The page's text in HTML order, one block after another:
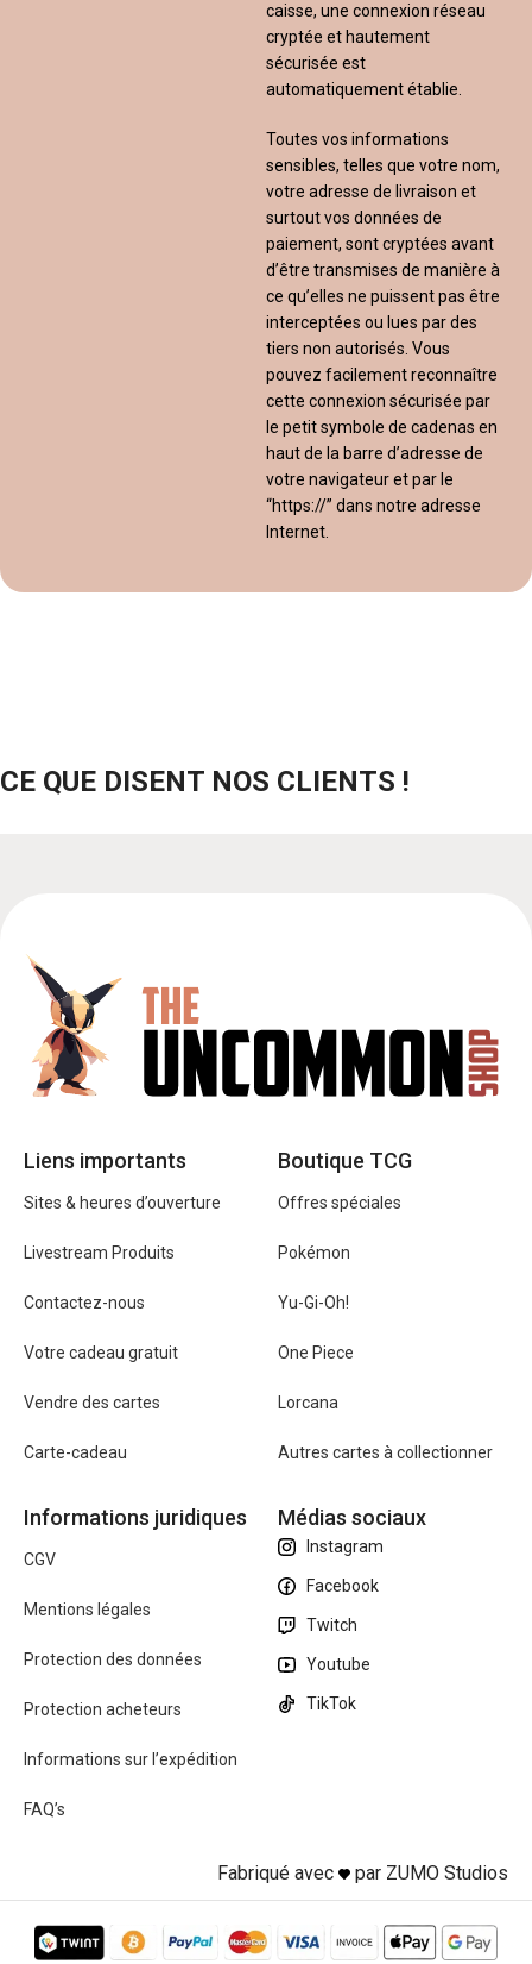
caisse, une connexion réseau
cryptée et hautement
sécurisée est
automatiquement établie.
Toutes vos informations
sensibles, telles que votre nom,
votre adresse de livraison et
surtout vos données de
paiement, sont cryptées avant
d’être transmises de manière à
ce qu’elles ne puissent pas être
interceptées ou lues par des
tiers non autorisés. Vous
pouvez facilement reconnaître
cette connexion sécurisée par
le petit symbole de cadenas en
haut de la barre d’adresse de
votre navigateur et par le
“https://” dans notre adresse
Internet.
CE QUE DISENT NOS CLIENTS !
Liens importants
Sites & heures d’ouverture
Livestream Produits
Contactez-nous
Votre cadeau gratuit
Vendre des cartes
Carte-cadeau
Boutique TCG
Offres spéciales
Pokémon
Yu-Gi-Oh!
One Piece
Lorcana
Autres cartes à collectionner
Informations juridiques
CGV
Mentions légales
Protection des données
Protection acheteurs
Informations sur l’expédition
FAQ’s
Médias sociaux
Instagram
Facebook
Twitch
Youtube
TikTok
Fabriqué avec par ZUMO Studios